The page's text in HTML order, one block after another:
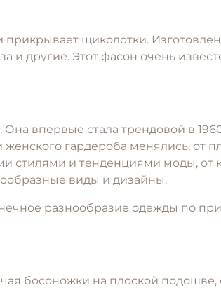
прикрывает щиколотки.
и другие. Этот фасон очень
впервые стала трендовой в
гардероба менялись, от
стилями и тенденциями моды, от
виды и дизайны.
разнообразие одежды по
босоножки на плоской